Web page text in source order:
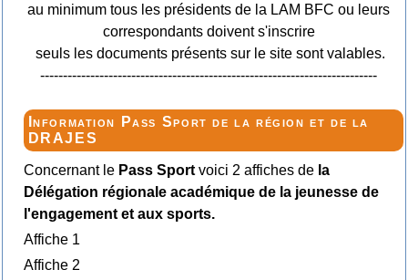
au minimum tous les présidents de la LAM BFC ou leurs
correspondants doivent s'inscrire
seuls les documents présents sur le site sont valables.
--------------------------------------------------------------------------
Information Pass Sport de la région et de la
DRAJES
Concernant lePass Sportvoici 2 affiches dela
Délégation régionale académique de la jeunesse de
l'engagement et aux sports.
Affiche 1
Affiche 2